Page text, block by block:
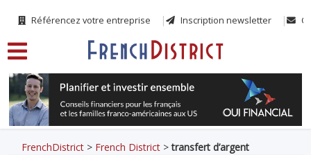
Référencez votre entreprise Inscription newsletter
FrenchDistrict > French District >transfert d’argent